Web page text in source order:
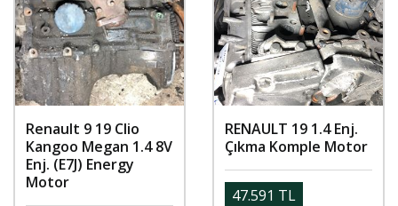
Renault 9 19 Clio
Kangoo Megan 1.4 8V
Enj. (E7J) Energy
Motor
RENAULT 19 1.4 Enj.
Çıkma Komple Motor
47.591 TL